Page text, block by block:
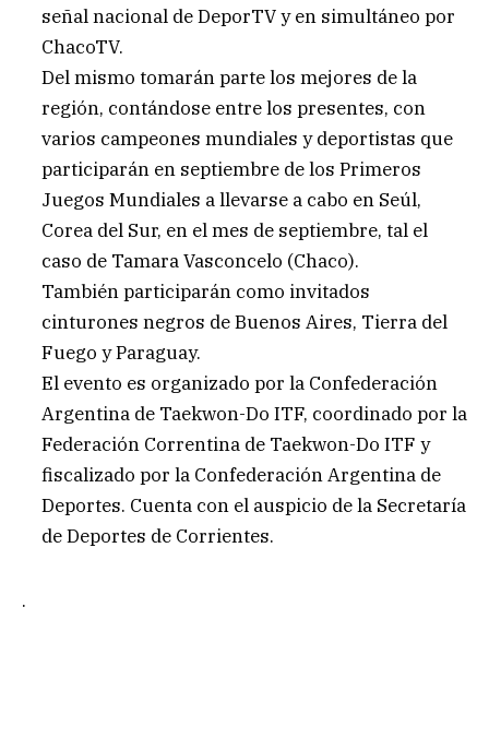
señal nacional de DeporTV y en simultáneo por
ChacoTV.
Del mismo tomarán parte los mejores de la
región, contándose entre los presentes, con
varios campeones mundiales y deportistas que
participarán en septiembre de los Primeros
Juegos Mundiales a llevarse a cabo en Seúl,
Corea del Sur, en el mes de septiembre, tal el
caso de Tamara Vasconcelo (Chaco).
También participarán como invitados
cinturones negros de Buenos Aires, Tierra del
Fuego y Paraguay.
El evento es organizado por la Confederación
Argentina de Taekwon-Do ITF, coordinado por la
Federación Correntina de Taekwon-Do ITF y
fiscalizado por la Confederación Argentina de
Deportes. Cuenta con el auspicio de la Secretaría
de Deportes de Corrientes.
.